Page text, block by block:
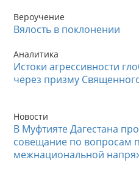
Вероучение
Вялость в поклонении
Аналитика
Истоки агрессивности
через призму
Новости
В Муфтияте Дагестана
совещание по вопросам
межнациональной